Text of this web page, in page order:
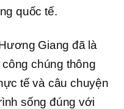
quốc tế.
Giang đã là
chúng thông
tế và câu chuyện
sống đúng với